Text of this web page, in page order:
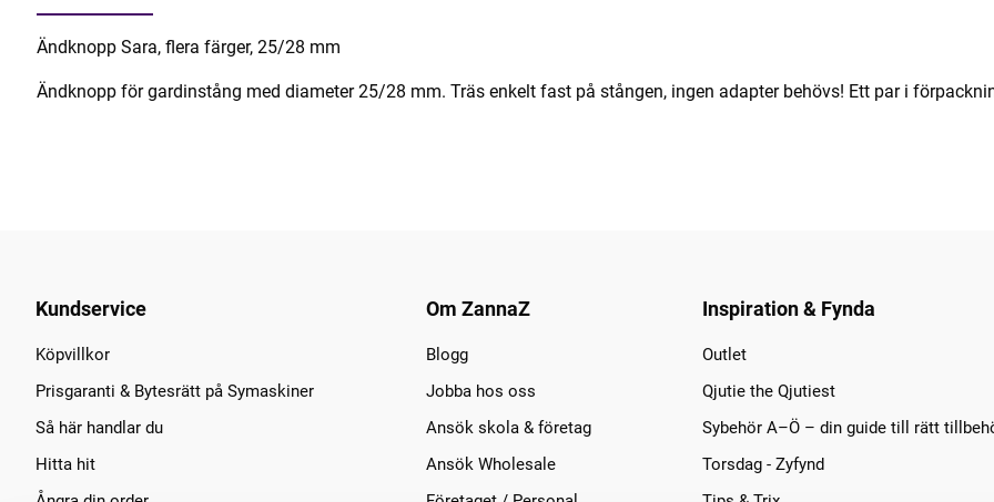
Ändknopp Sara, flera färger, 25/28 mm
Ändknopp för gardinstång med diameter 25/28 mm. Träs enkelt fast på stången, ingen adapter behövs! Ett par i
Kundservice
Köpvillkor
Prisgaranti & Bytesrätt på Symaskiner
Så här handlar du
Hitta hit
Om ZannaZ
Blogg
Jobba hos oss
Ansök skola & företag
Ansök Wholesale
Inspiration & Fynda
Outlet
Qjutie the Qjutiest
Sybehör A–Ö – din guide till rätt
Torsdag - Zyfynd